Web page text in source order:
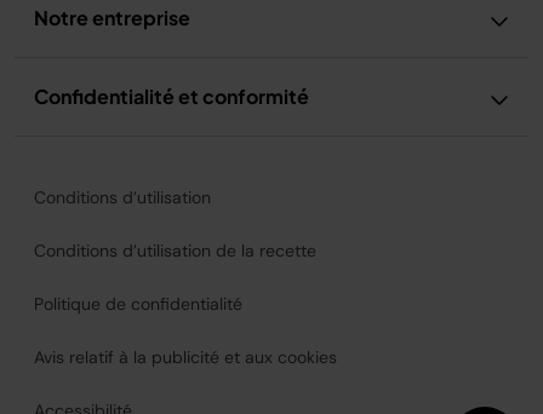
Notre entreprise
Confidentialité et conformité
Conditions d’utilisation
Conditions d’utilisation de la recette
Politique de confidentialité
Avis relatif à la publicité et aux cookies